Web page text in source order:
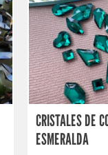
CRISTALES DE
ESMERALDA